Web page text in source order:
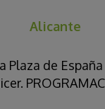
Alicante
Plaza de